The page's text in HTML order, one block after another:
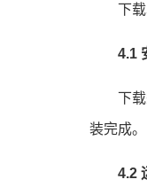
下
4.1
下
装完成。
4.2